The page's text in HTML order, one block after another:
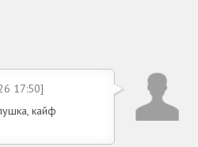
17:50]
кайф